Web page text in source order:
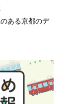
ある京都のデ